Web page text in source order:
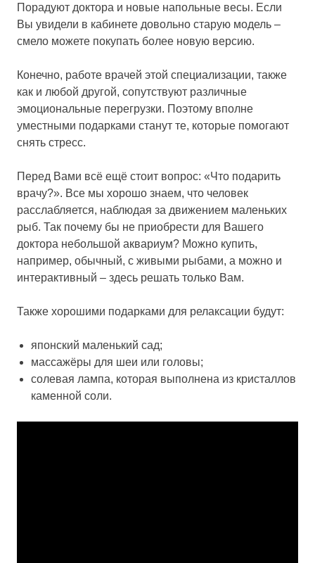
Порадуют доктора и новые напольные весы. Если
Вы увидели в кабинете довольно старую модель –
смело можете покупать более новую версию.
Конечно, работе врачей этой специализации, также
как и любой другой, сопутствуют различные
эмоциональные перегрузки. Поэтому вполне
уместными подарками станут те, которые помогают
снять стресс.
Перед Вами всё ещё стоит вопрос: «Что подарить
врачу?». Все мы хорошо знаем, что человек
расслабляется, наблюдая за движением маленьких
рыб. Так почему бы не приобрести для Вашего
доктора небольшой аквариум? Можно купить,
например, обычный, с живыми рыбами, а можно и
интерактивный – здесь решать только Вам.
Также хорошими подарками для релаксации будут:
японский маленький сад;
массажёры для шеи или головы;
солевая лампа, которая выполнена из кристаллов
каменной соли.